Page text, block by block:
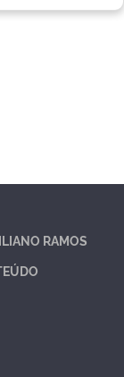
RAMOS